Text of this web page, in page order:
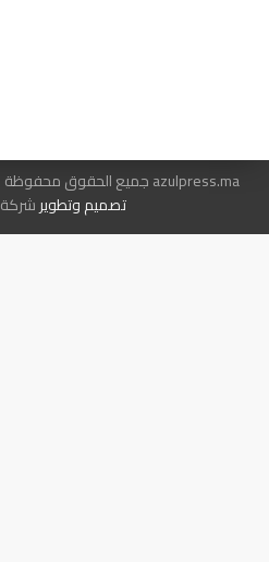
azulpress.ma جميع الحقوق محفوظة
تصميم وتطويرشركة